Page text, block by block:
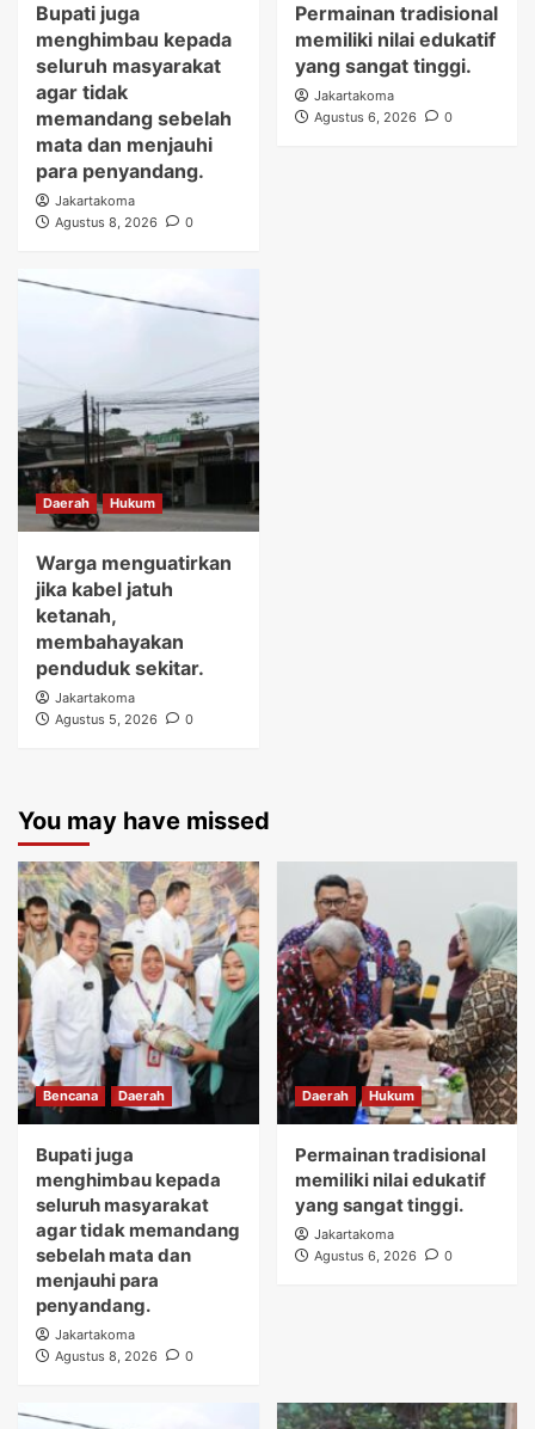
Bupati juga
menghimbau kepada
seluruh masyarakat
agar tidak
memandang sebelah
mata dan menjauhi
para penyandang.
Jakartakoma
Agustus 8, 2026
0
Permainan tradisional
memiliki nilai edukatif
yang sangat tinggi.
Jakartakoma
Agustus 6, 2026
0
Daerah Hukum
Warga menguatirkan
jika kabel jatuh
ketanah,
membahayakan
penduduk sekitar.
Jakartakoma
Agustus 5, 2026
0
You may have missed
Bencana Daerah
Bupati juga
menghimbau kepada
seluruh masyarakat
agar tidak memandang
sebelah mata dan
menjauhi para
penyandang.
Jakartakoma
Agustus 8, 2026
0
Daerah Hukum
Permainan tradisional
memiliki nilai edukatif
yang sangat tinggi.
Jakartakoma
Agustus 6, 2026
0